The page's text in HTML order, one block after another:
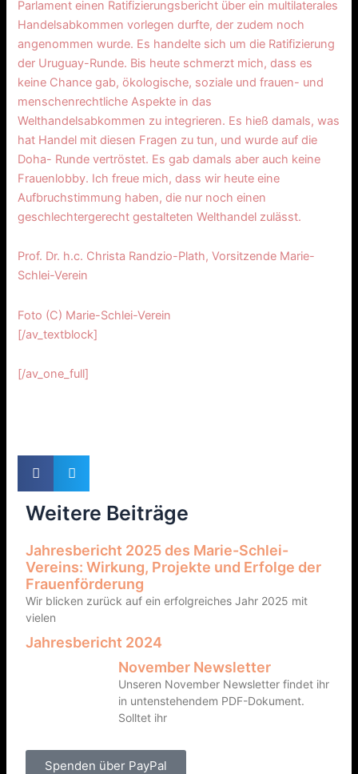
Parlament einen Ratifizierungsbericht über ein multilaterales
Handelsabkommen vorlegen durfte, der zudem noch
angenommen wurde. Es handelte sich um die Ratifizierung
der Uruguay-Runde. Bis heute schmerzt mich, dass es
keine Chance gab, ökologische, soziale und frauen- und
menschenrechtliche Aspekte in das
Welthandelsabkommen zu integrieren. Es hieß damals, was
hat Handel mit diesen Fragen zu tun, und wurde auf die
Doha- Runde vertröstet. Es gab damals aber auch keine
Frauenlobby. Ich freue mich, dass wir heute eine
Aufbruchstimmung haben, die nur noch einen
geschlechtergerecht gestalteten Welthandel zulässt.
Prof. Dr. h.c. Christa Randzio-Plath, Vorsitzende Marie-
Schlei-Verein
Foto (C) Marie-Schlei-Verein
[/av_textblock]
[/av_one_full]
Weitere Beiträge
Jahresbericht 2025 des Marie-Schlei-
Vereins: Wirkung, Projekte und Erfolge der
Frauenförderung
Wir blicken zurück auf ein erfolgreiches Jahr 2025 mit
vielen
Jahresbericht 2024
November Newsletter
Unseren November Newsletter findet ihr
in untenstehendem PDF-Dokument.
Solltet ihr
Spenden über PayPal